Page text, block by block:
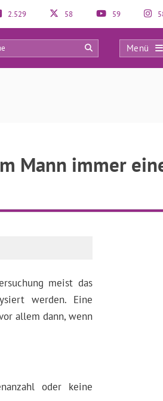
2.529 58 59
Menü
0
Mann immer
meist das
werden. Eine
allem dann, wenn
oder keine